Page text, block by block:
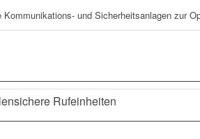
und Sicherheitsanlagen zur
Rufeinheiten